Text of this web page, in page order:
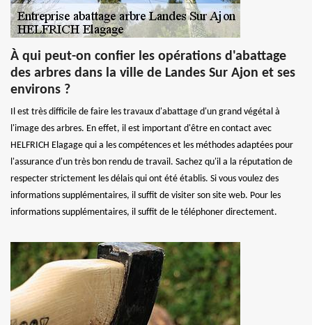
À qui peut-on confier les opérations d'abattage
des arbres dans la ville de Landes Sur Ajon et ses
environs ?
Il est très difficile de faire les travaux d'abattage d'un grand végétal à
l'image des arbres. En effet, il est important d'être en contact avec
HELFRICH Elagage qui a les compétences et les méthodes adaptées pour
l'assurance d'un très bon rendu de travail. Sachez qu'il a la réputation de
respecter strictement les délais qui ont été établis. Si vous voulez des
informations supplémentaires, il suffit de visiter son site web. Pour les
informations supplémentaires, il suffit de le téléphoner directement.